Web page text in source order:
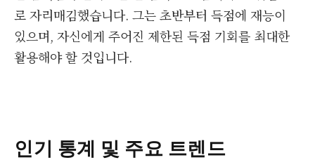
로 자리매김했습니다. 그는 초반부터 득점에 재능이
있으며, 자신에게 주어진 제한된 득점 기회를 최대한
활용해야 할 것입니다.
인기 통계 및 주요 트렌드